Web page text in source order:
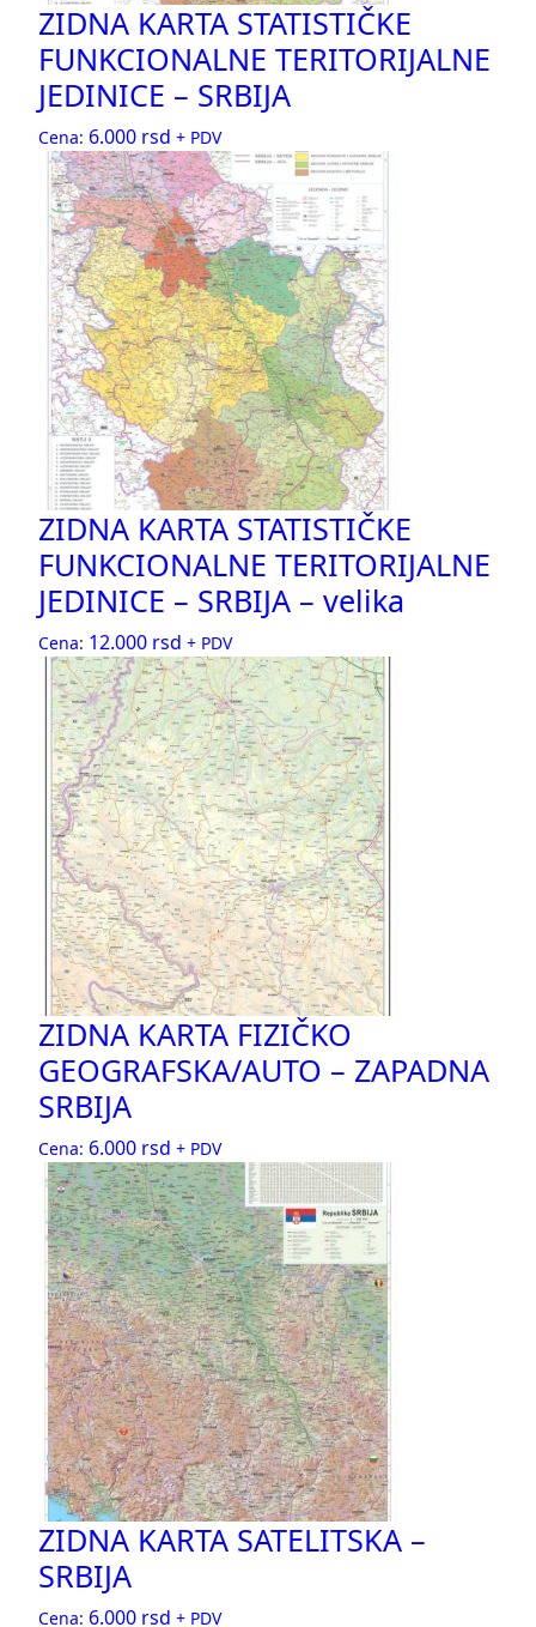
ZIDNA KARTA STATISTIČKE
FUNKCIONALNE TERITORIJALNE
JEDINICE – SRBIJA
Cena: 6.000 rsd + PDV
ZIDNA KARTA STATISTIČKE
FUNKCIONALNE TERITORIJALNE
JEDINICE – SRBIJA – velika
Cena: 12.000 rsd + PDV
ZIDNA KARTA FIZIČKO
GEOGRAFSKA/AUTO – ZAPADNA
SRBIJA
Cena: 6.000 rsd + PDV
ZIDNA KARTA SATELITSKA –
SRBIJA
Cena: 6.000 rsd + PDV